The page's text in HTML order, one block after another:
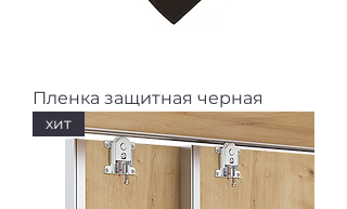
Пленка защитная черная
хит